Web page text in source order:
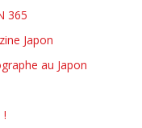
365
Japon
au Japon
!